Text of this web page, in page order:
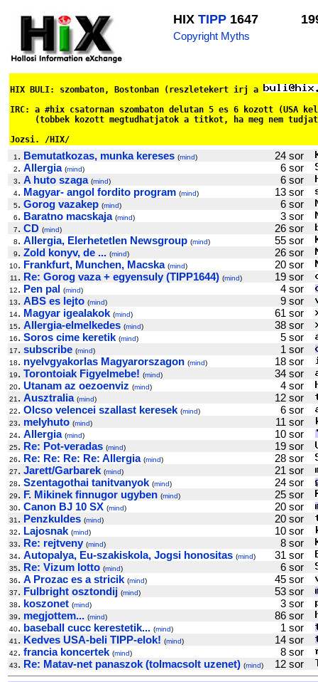
HIX TIPP 1647
Copyright Myths
HIX BULI: szombaton, Bostonban (reszletekert irj a
IRC: a #hix csatornan szombaton delutan 5 es 6 kozott (USA
(tobbek kozott megtudhatjatok a titkot, ha meg nem
Jozsi. /HIX/
1 . Bemutatkozas, munka kereses (mind) 24 sor
2. Allergia (mind) 6 sor
3. A huto szaga (mind) 6 sor
4. Magyar- angol fordito program (mind) 13 sor
5. Gorog vazakep (mind) 6 sor
6. Baratno macskaja (mind) 3 sor
7. CD (mind) 26 sor
8. Allergia, Elerhetetlen Newsgroup (mind) 55 sor
9. Zold konyv, de ... (mind) 26 sor
10. Frankfurt, Munchen, Macska (mind) 20 sor
11 . Re: Gorog vaza + egyensuly (TIPP1644) (mind) 19 sor
12. Pen pal (mind) 4 sor
13. ABS es lejto (mind) 9 sor
14. Magyar igealakok (mind) 61 sor
15. Allergia-elmelkedes (mind) 38 sor
16. Soros cime keretik (mind) 5 sor
17. subscribe (mind) 1 sor
18. nyelvgyakorlas Magyarorszagon (mind) 18 sor
19. Torontoiak Figyelmebe! (mind) 34 sor
20. Utanam az oezoenviz (mind) 4 sor
21 . Ausztralia (mind) 12 sor
22. Olcso velencei szallast keresek (mind) 6 sor
23. melyhuto (mind) 11 sor
24. Allergia (mind) 10 sor
25. Re: Pot-veradas (mind) 19 sor
26. Re: Re: Re: Re: Allergia (mind) 28 sor
27. Jarett/Garbarek (mind) 21 sor
28. Szentagothai tanitvanyok (mind) 24 sor
29. F. Mikinek finnugor ugyben (mind) 25 sor
30. Canon BJ 10 SX (mind) 20 sor
31 . Penzkuldes (mind) 20 sor
32. Lajosnak (mind) 10 sor
33. Re: rejtveny (mind) 8 sor
34. Autopalya, Eu-szakiskola, Jogsi honositas (mind) 31 sor
35. Re: Vizum lotto (mind) 6 sor
36. A Prozac es a stricik (mind) 45 sor
37. Fulbright osztondij (mind) 53 sor
38. koszonet (mind) 3 sor
39. megjottem... (mind) 86 sor
40. baseball cucc kerestetik... (mind) 1 sor
41 . Kedves USA-beli TIPP-elok! (mind) 14 sor
42. francia koncertek (mind) 8 sor
43. Re: Matav-net panaszok (tolmacsolt uzenet) (mind) 12 sor